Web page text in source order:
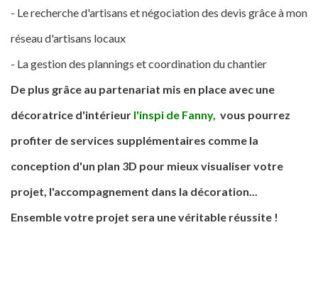
- Le recherche d'artisans et négociation des devis grâce à mon
réseau d'artisans locaux
- La gestion des plannings et coordination du chantier
De plus grâce au partenariat mis en place avec une
décoratrice d'intérieur l'inspi de Fanny, vous pourrez
profiter de services supplémentaires comme la
conception d'un plan 3D pour mieux visualiser votre
projet, l'accompagnement dans la décoration...
Ensemble votre projet sera une véritable réussite !